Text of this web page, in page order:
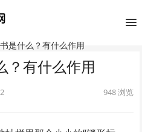
是什么？有什么作用
？有什么作用
948浏览